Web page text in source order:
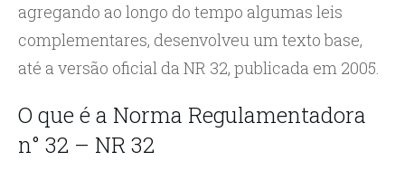
agregando ao longo do tempo algumas leis
complementares, desenvolveu um texto base,
até a versão oficial da NR 32, publicada em 2005.
O que é a Norma Regulamentadora
n° 32 – NR 32